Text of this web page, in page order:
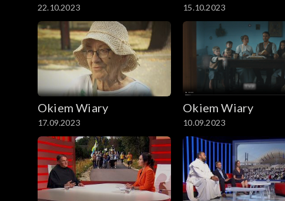
22.10.2023 15.10.2023
Okiem Wiary
17.09.2023
Okiem Wiary
10.09.2023